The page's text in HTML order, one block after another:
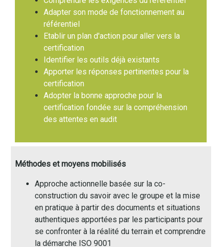
Adapter son mode de fonctionnement au
référentiel
Etablir un plan d'action pour aller vers la
certification
Identifier les outils déjà existants
Apporter les réponses pertinentes pour la
certification
Adopter la bonne approche pour la
certification fondée sur la compréhension
des attentes en audit
Méthodes et moyens mobilisés
Approche actionnelle basée sur la co-
construction du savoir avec le groupe et la mise
en pratique à partir des documents et situations
authentiques apportées par les participants pour
se confronter à la réalité du terrain et comprendre
la démarche ISO 9001